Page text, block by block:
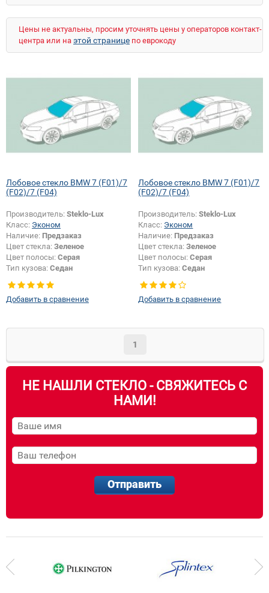
Цены не актуальны, просим уточнять цены у операторов контакт-
центра или на этой странице по еврокоду
Лобовое стекло BMW 7 (F01)/7
(F02)/7 (F04)
Производитель: Steklo-Lux
Класс: Эконом
Наличие: Предзаказ
Цвет стекла: Зеленое
Цвет полосы: Серая
Тип кузова: Седан
Добавить в сравнение
Лобовое стекло BMW 7 (F01)/7
(F02)/7 (F04)
Производитель:Steklo-Lux
Класс: Эконом
Наличие: Предзаказ
Цвет стекла:Зеленое
Цвет полосы:Серая
Тип кузова:Седан
Добавить в сравнение
1
НЕ НАШЛИ СТЕКЛО - СВЯЖИТЕСЬ С
НАМИ!
Отправить